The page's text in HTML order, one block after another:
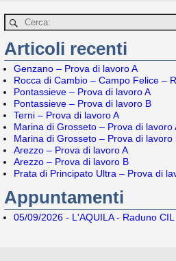
Articoli recenti
Genzano – Prova di lavoro A
Rocca di Cambio – Campo Felice –
Pontassieve – Prova di lavoro A
Pontassieve – Prova di lavoro B
Terni – Prova di lavoro A
Marina di Grosseto – Prova di lavoro
Marina di Grosseto – Prova di lavoro
Arezzo – Prova di lavoro A
Arezzo – Prova di lavoro B
Prata di Principato Ultra – Prova di
Appuntamenti
05/09/2026 - L'AQUILA - Raduno CIL